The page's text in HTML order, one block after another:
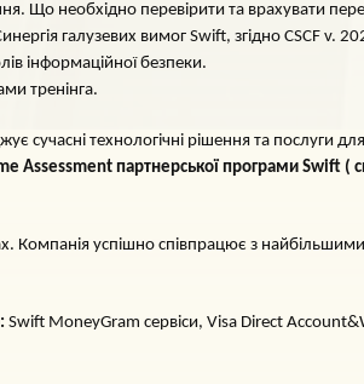
Що необхідно перевірити та врахувати
галузевих вимог Swift, згідно CSCF
інформаційної безпеки.
тренінга.
сучасні технологічні рішення та послуги
Assessment партнерської програми Swift (
Компанія успішно співпрацює з
: Swift MoneyGram сервіси, Visa Direct